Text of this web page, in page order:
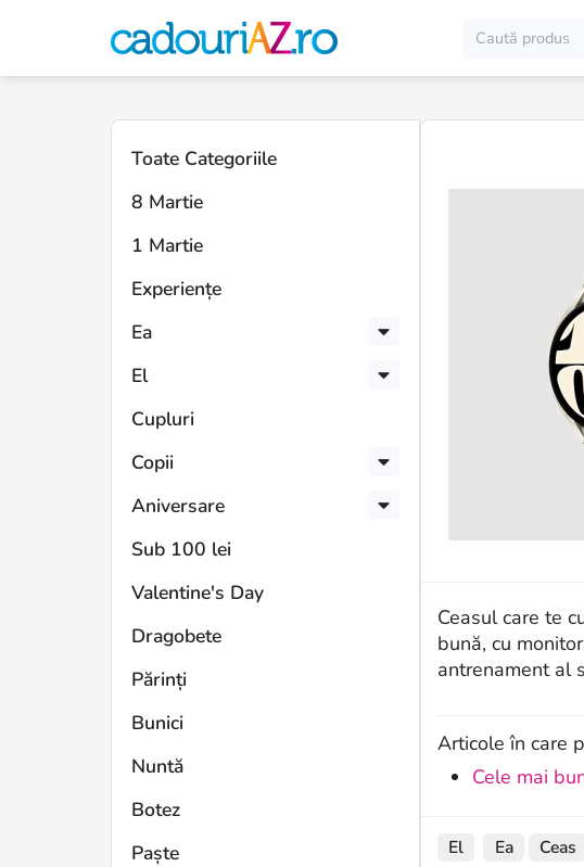
Toate Categoriile
8 Martie
1 Martie
Experiențe
Ea
El
Cupluri
Copii
Aniversare
Sub 100 lei
Valentine's Day
Dragobete
Părinți
Bunici
Nuntă
Botez
Paște
Ceasul care te
bună, cu
antrenament al
Articole în care
Cele mai
El Ea Ceas